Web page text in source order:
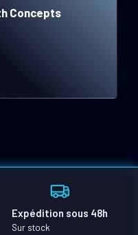
Concepts
Expédition sous 48h
Sur stock